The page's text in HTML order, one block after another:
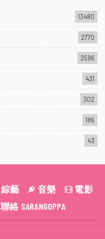
13480
2770
2596
431
302
186
43
綜藝 音樂
電影
聯絡 SARANGOPPA